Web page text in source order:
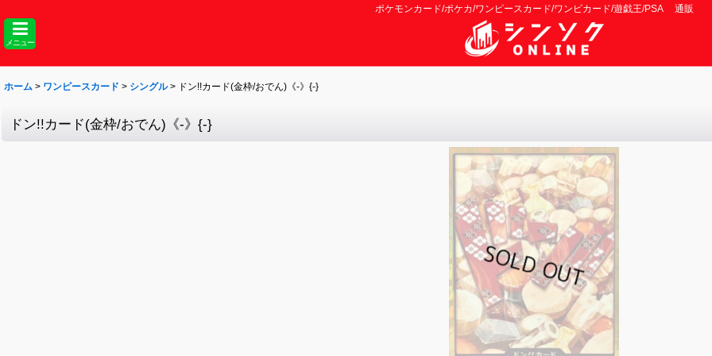
ポケモンカード/ポケカ/ワンピースカード/ワンピカード/遊戯王/PSA 通販
メニュー
ホーム > ワンピースカード > シングル > ドン!!カード(金枠/おでん)《-》{-}
ドン!!カード(金枠/おでん)《-》{-}